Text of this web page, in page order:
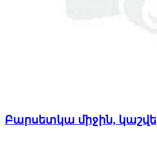
Բարսետկա միջին, կաշվե